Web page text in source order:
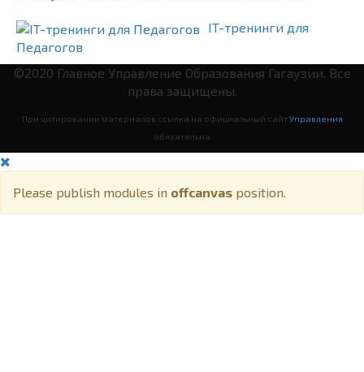
IT-тренинги для
Педагогов
©2020 Главное Управление Образования Гагаузии. Все
права защищены.
При цитировании материалов ссылка на официальный сайтУправления
обязательна
Please publish modules in offcanvas position.